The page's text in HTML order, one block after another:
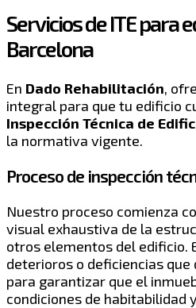
Servicios de ITE para
Barcelona
En Dado Rehabilitación,
integral para que tu edificio
Inspección Técnica de
la normativa vigente.
Proceso de inspección
Nuestro proceso comienza
visual exhaustiva de la
otros elementos del edificio.
deterioros o deficiencias que
para garantizar que el
condiciones de habitabilidad